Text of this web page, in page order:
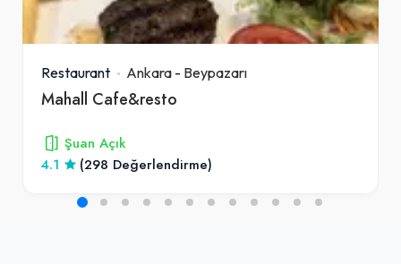
Restaurant Ankara - Beypazarı
Mahall Cafe&resto
Şuan Açık
4.1
(298 Değerlendirme)